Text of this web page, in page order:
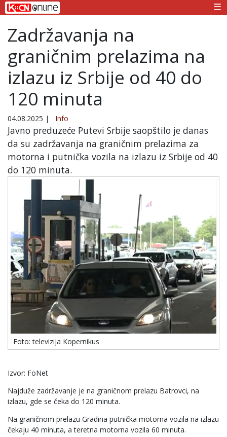
☰
Zadržavanja na
graničnim prelazima na
izlazu iz Srbije od 40 do
120 minuta
04.08.2025 | Info
Javno preduzeće Putevi Srbije saopštilo je danas
da su zadržavanja na graničnim prelazima za
motorna i putnička vozila na izlazu iz Srbije od 40
do 120 minuta.
Foto: televizija Kopernikus
Izvor: FoNet
Najduže zadržavanje je na graničnom prelazu Batrovci, na
izlazu, gde se čeka do 120 minuta.
Na graničnom prelazu Gradina putnička motorna vozila na izlazu
čekaju 40 minuta, a teretna motorna vozila 60 minuta.